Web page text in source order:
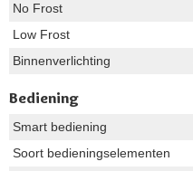
No Frost
Low Frost
Binnenverlichting
Bediening
Smart bediening
Soort bedieningselementen